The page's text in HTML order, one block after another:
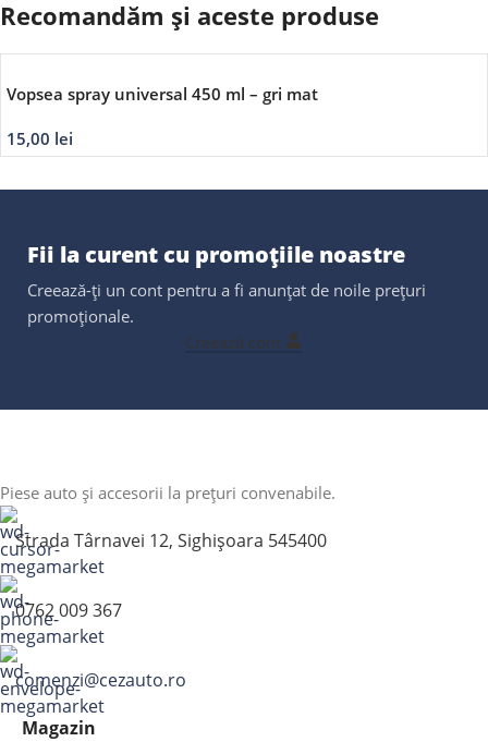
Recomandăm și aceste produse
Vopsea spray universal 450 ml – gri mat
15,00 lei
Fii la curent cu promoțiile noastre
Creează-ți un cont pentru a fi anunțat de noile prețuri
promoționale.
Creează cont
Piese auto și accesorii la prețuri convenabile.
Strada Târnavei 12, Sighișoara 545400
0762 009 367
comenzi@cezauto.ro
Magazin